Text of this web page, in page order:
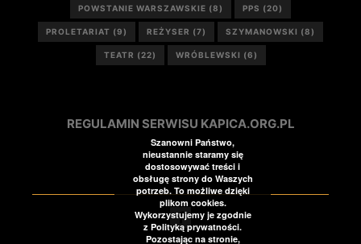
POWSTANIE WARSZAWSKIE (8) PPS (20)
PROLETARIAT (9) REŻYSER (7) SZYMANOWSKI (8)
TEATR (22) WRÓBLEWSKI (6)
REGULAMIN SERWISU KAPICA.ORG.PL
Szanowni Państwo,
nieustannie staramy się
dostosowywać treści i
obsługę strony do Waszych
potrzeb. To możliwe dzięki
plikom cookies.
Wykorzystujemy je zgodnie
z Polityką prywatności.
Pozostając na stronie,